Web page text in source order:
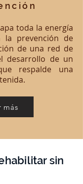
toda la energía
la prevención de
de una red de
desarrollo de un
respalde una
más
sin